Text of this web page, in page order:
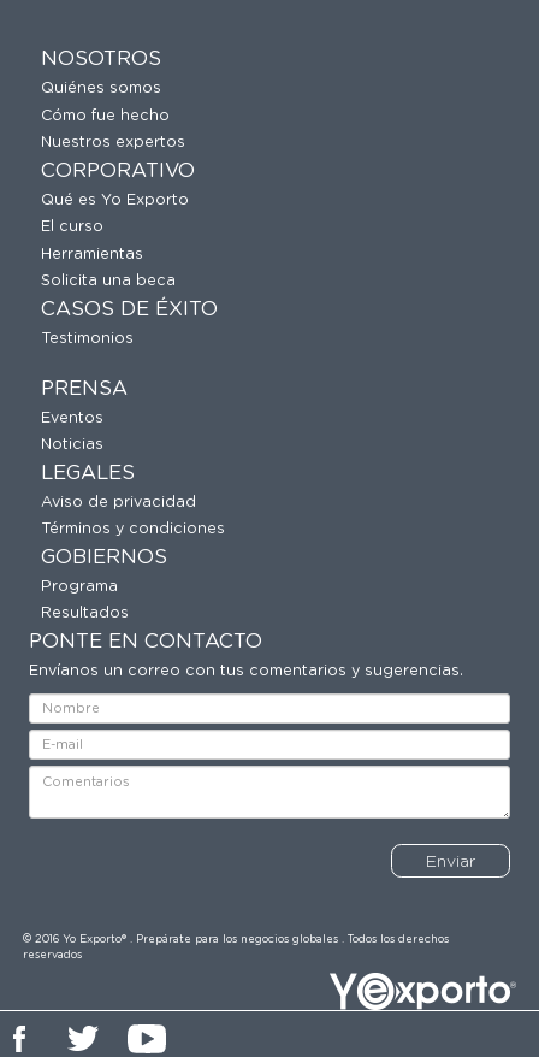
NOSOTROS
Quiénes somos
Cómo fue hecho
Nuestros expertos
CORPORATIVO
Qué es Yo Exporto
El curso
Herramientas
Solicita una beca
CASOS DE ÉXITO
Testimonios
PRENSA
Eventos
Noticias
LEGALES
Aviso de privacidad
Términos y condiciones
GOBIERNOS
Programa
Resultados
PONTE EN CONTACTO
Envíanos un correo con tus comentarios y sugerencias.
Enviar
© 2016 Yo Exporto® . Prepárate para los negocios globales . Todos los derechos
reservados